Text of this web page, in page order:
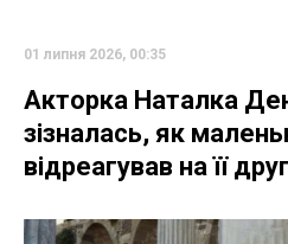
01 липня 2026, 00:35
Акторка Наталка
зізналась, як
відреагував на її